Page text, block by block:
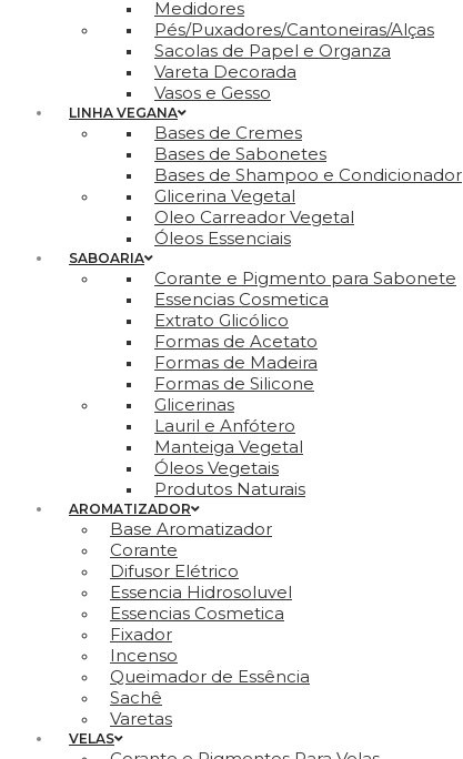
Medidores
Pés/Puxadores/Cantoneiras/Alças
Sacolas de Papel e Organza
Vareta Decorada
Vasos e Gesso
LINHA VEGANA
Bases de Cremes
Bases de Sabonetes
Bases de Shampoo e Condicionador
Glicerina Vegetal
Oleo Carreador Vegetal
Óleos Essenciais
SABOARIA
Corante e Pigmento para Sabonete
Essencias Cosmetica
Extrato Glicólico
Formas de Acetato
Formas de Madeira
Formas de Silicone
Glicerinas
Lauril e Anfótero
Manteiga Vegetal
Óleos Vegetais
Produtos Naturais
AROMATIZADOR
Base Aromatizador
Corante
Difusor Elétrico
Essencia Hidrosoluvel
Essencias Cosmetica
Fixador
Incenso
Queimador de Essência
Sachê
Varetas
VELAS